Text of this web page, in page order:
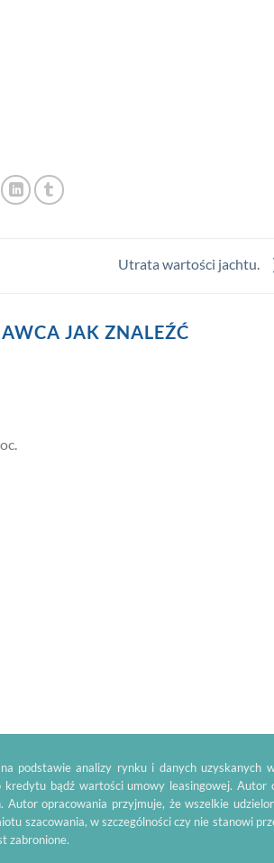
Utrata wartości jachtu.
JAK ZNALEŹĆ
podstawie analizy rynku i danych uzyskanych
kredytu bądź wartości umowy leasingowej.
opracowania przyjmuje, że wszelkie
szacowania, w szczególności czy nie stanowi
zabronione.